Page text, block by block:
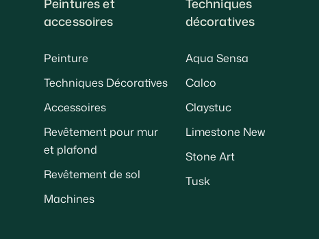
accessoires
Peinture
Techniques Décoratives
Accessoires
Revêtement pour mur
et plafond
Revêtement de sol
Machines
décoratives
Aqua Sensa
Calco
Claystuc
Limestone New
Stone Art
Tusk